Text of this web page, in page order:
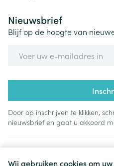
Wij gebruiken cookies om
Nieuwsbrief
Blijf op de hoogte van
Door op inschrijven te klikken,
nieuwsbrief en gaat u akkoord